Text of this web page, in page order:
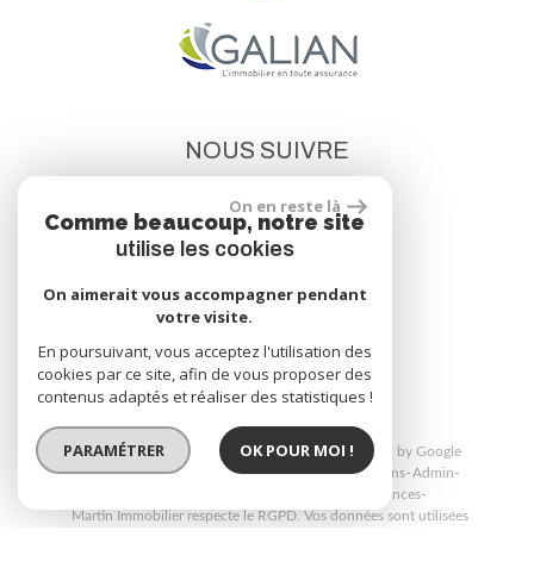
NOUS SUIVRE
© 2026 | Tous droits réservés | Traduction powered by Google
Plan du site Mentions légales Nos honoraires Liens Admin
Toutes nos annonces
Martin Immobilier respecte le RGPD. Vos données sont utilisées
On en reste là
Comme beaucoup, notre site
utilise les cookies
On aimerait vous accompagner pendant
votre visite.
En poursuivant, vous acceptez l'utilisation des
cookies par ce site, afin de vous proposer des
contenus adaptés et réaliser des statistiques !
PARAMÉTRER OK POUR MOI !